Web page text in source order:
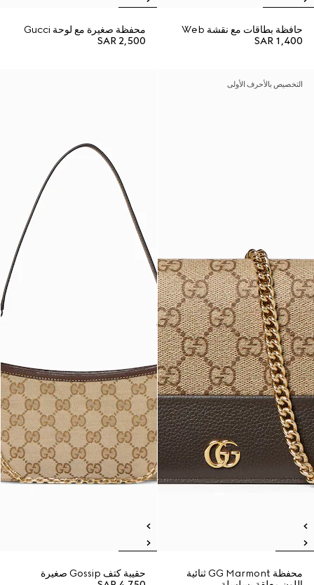
حافظة بطاقات مع نقشة Web
SAR 1,400
محفظة صغيرة مع لوحة Gucci
SAR 2,500
التخصيص بالأحرف الأولى
محفظة GG Marmont ثنائية
حقيبة كتف Gossip صغيرة